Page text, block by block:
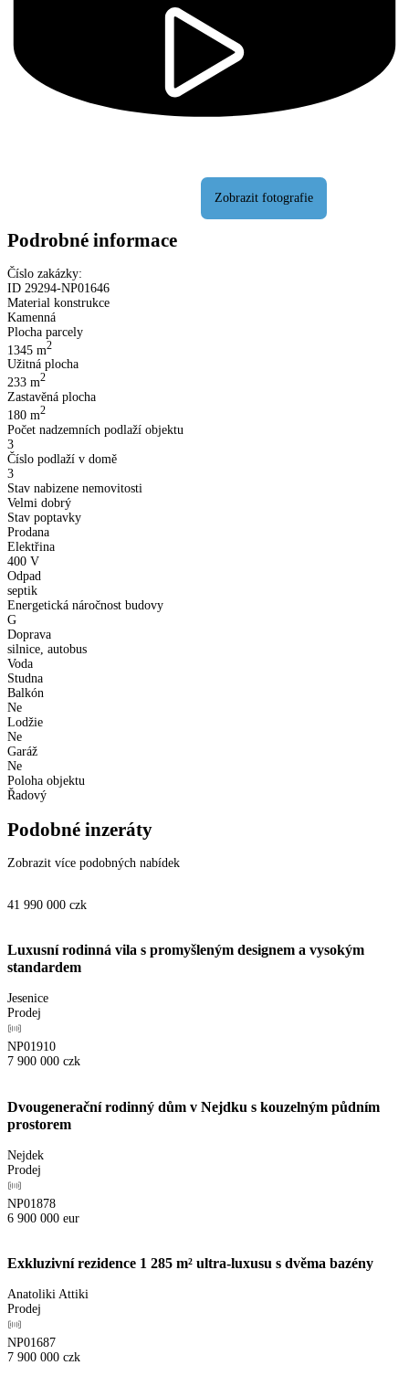
Podrobné informace
Číslo zakázky:
ID 29294-NP01646
Material konstrukce
Kamenná
Plocha parcely
1345 m2
Užitná plocha
233 m2
Zastavěná plocha
180 m2
Počet nadzemních podlaží objektu
3
Číslo podlaží v domě
3
Stav nabizene nemovitosti
Velmi dobrý
Stav poptavky
Prodana
Elektřina
400 V
Odpad
septik
Energetická náročnost budovy
G
Doprava
silnice, autobus
Voda
Studna
Balkón
Ne
Lodžie
Ne
Garáž
Ne
Poloha objektu
Řadový
Podobné inzeráty
Zobrazit více podobných nabídek
41 990 000 czk
Luxusní rodinná vila s promyšleným designem a vysokým
standardem
Jesenice
Prodej
NP01910
7 900 000 czk
Dvougenerační rodinný dům v Nejdku s kouzelným půdním
prostorem
Nejdek
Prodej
NP01878
6 900 000 eur
Exkluzivní rezidence 1 285 m² ultra-luxusu s dvěma bazény
Anatoliki Attiki
Prodej
NP01687
7 900 000 czk